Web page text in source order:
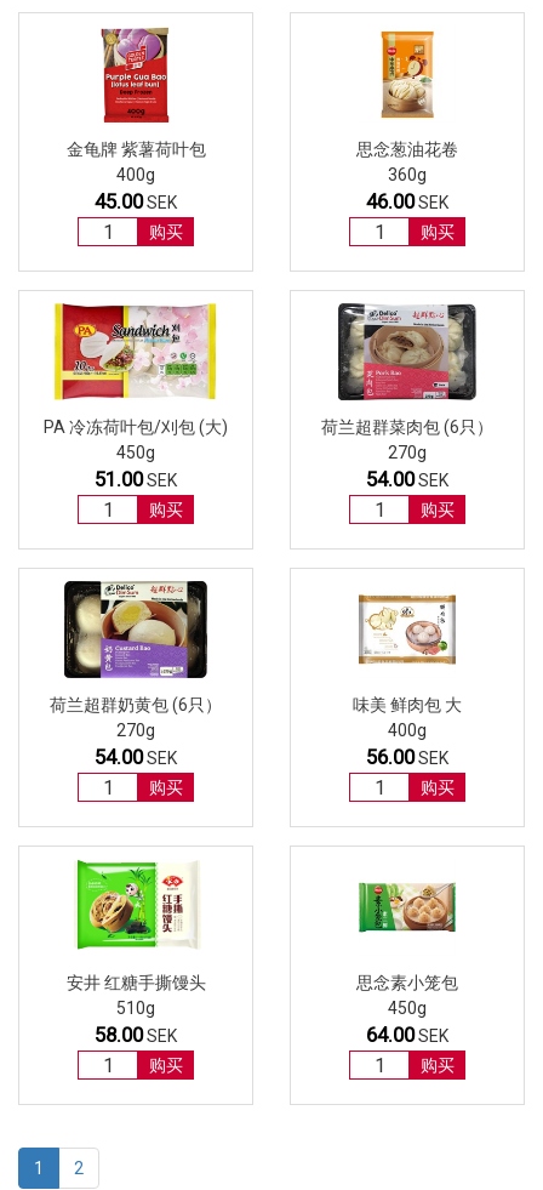
金龟牌 紫薯荷叶包
400g
45.00SEK
购买
思念葱油花卷
360g
46.00SEK
购买
PA 冷冻荷叶包/刈包 (大)
450g
51.00SEK
购买
荷兰超群菜肉包 (6只）
270g
54.00SEK
购买
荷兰超群奶黄包 (6只）
270g
54.00SEK
购买
味美 鲜肉包 大
400g
56.00SEK
购买
安井 红糖手撕馒头
510g
58.00SEK
购买
思念素小笼包
450g
64.00SEK
购买
1 2